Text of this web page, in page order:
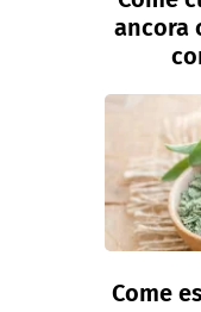
ancora
Come